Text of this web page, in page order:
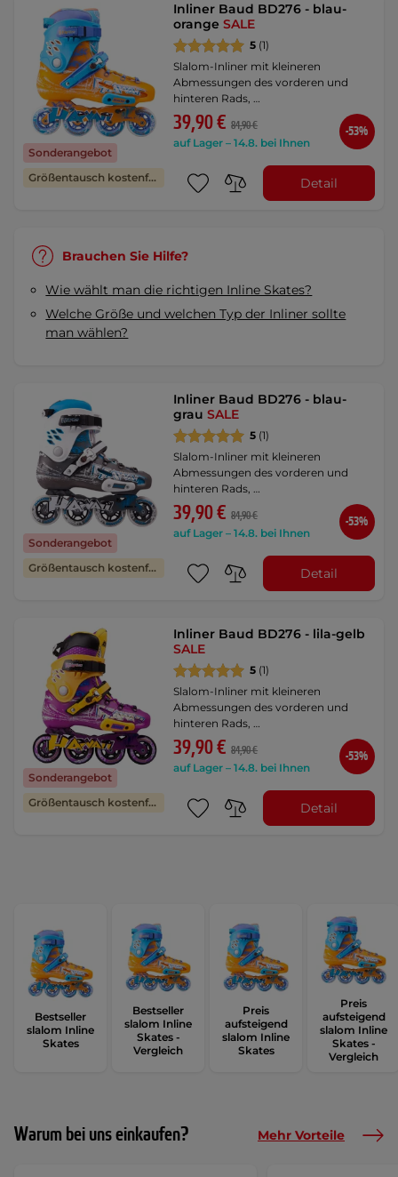
Sonderangebot
Größentausch kostenfrei
Inliner Baud BD276 - blau-
orangeSALE
5 (1)
Slalom-Inliner mit kleineren
Abmessungen des vorderen und
hinteren Rads, …
39,90 € 84,90 €
auf Lager – 14.8. bei Ihnen
-53%
Detail
Brauchen Sie Hilfe?
Wie wählt man die richtigen Inline Skates?
Welche Größe und welchen Typ der Inliner sollte
man wählen?
Sonderangebot
Größentausch kostenfrei
Inliner Baud BD276 - blau-
grauSALE
5 (1)
Slalom-Inliner mit kleineren
Abmessungen des vorderen und
hinteren Rads, …
39,90 € 84,90 €
auf Lager – 14.8. bei Ihnen
-53%
Detail
Sonderangebot
Größentausch kostenfrei
Inliner Baud BD276 - lila-gelb
SALE
5 (1)
Slalom-Inliner mit kleineren
Abmessungen des vorderen und
hinteren Rads, …
39,90 € 84,90 €
auf Lager – 14.8. bei Ihnen
-53%
Detail
Bestseller
slalom Inline
Skates
Bestseller
slalom Inline
Skates -
Vergleich
Preis
aufsteigend
slalom Inline
Skates
Preis
aufsteigend
slalom Inline
Skates -
Vergleich
Warum bei uns einkaufen? Mehr Vorteile